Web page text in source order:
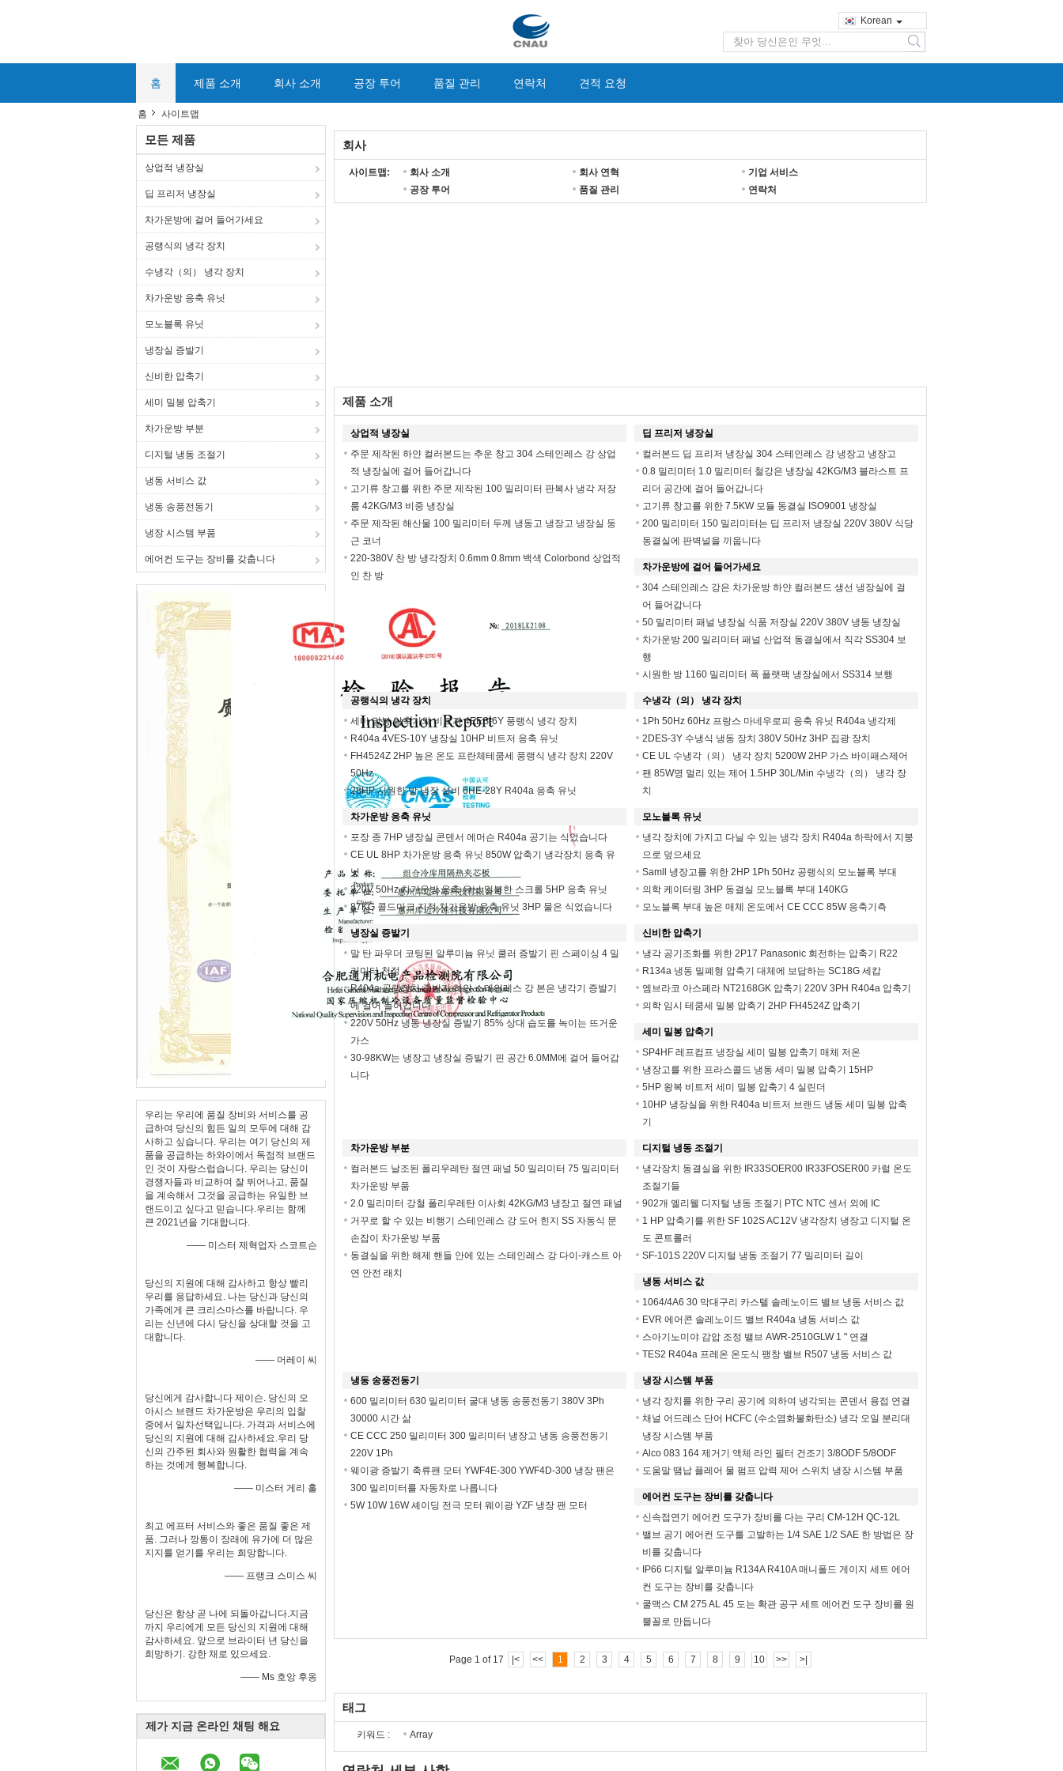
Korean
search
홈 제품 소개 회사 소개 공장 투어 품질 관리 연락처 견적 요청
홈 사이트맵
모든 제품
상업적 냉장실
딥 프리저 냉장실
차가운방에 걸어 들어가세요
공랭식의 냉각 장치
수냉각（의） 냉각 장치
차가운방 응축 유닛
모노블록 유닛
냉장실 증발기
신비한 압축기
세미 밀봉 압축기
차가운방 부분
디지털 냉동 조절기
냉동 서비스 값
냉동 송풍전동기
냉장 시스템 부품
에어컨 도구는 장비를 갖춥니다
우리는 우리에 품질 장비와 서비스를 공
급하여 당신의 힘든 일의 모두에 대해 감
사하고 싶습니다. 우리는 여기 당신의 제
품을 공급하는 하와이에서 독점적 브랜드
인 것이 자랑스럽습니다. 우리는 당신이
경쟁자들과 비교하여 잘 뛰어나고, 품질
을 계속해서 그것을 공급하는 유일한 브
랜드이고 싶다고 믿습니다.우리는 함께
큰 2021년을 기대합니다.
—— 미스터 제혁업자 스코트슨
당신의 지원에 대해 감사하고 항상 빨리
우리를 응답하세요. 나는 당신과 당신의
가족에게 큰 크리스마스를 바랍니다. 우
리는 신년에 다시 당신을 상대할 것을 고
대합니다.
—— 머레이 씨
당신에게 감사합니다 제이슨. 당신의 오
아시스 브랜드 차가운방은 우리의 입찰
중에서 일차선택입니다. 가격과 서비스에
당신의 지원에 대해 감사하세요.우리 당
신의 간주된 회사와 원활한 협력을 계속
하는 것에게 행복합니다.
—— 미스터 게리 홀
최고 에프터 서비스와 좋은 품질 좋은 제
품. 그러나 깡통이 장래에 유가에 더 많은
지지를 얻기를 우리는 희망합니다.
—— 프랭크 스미스 씨
당신은 항상 곧 나에 되돌아갑니다.지금
까지 우리에게 모든 당신의 지원에 대해
감사하세요. 앞으로 브라이터 년 당신을
희망하기. 강한 채로 있으세요.
—— Ms 호앙 후옹
제가 지금 온라인 채팅 해요
회사
사이트맵: 회사 소개 회사 연혁
기업 서비스
공장 투어
품질 관리 연락처
제품 소개
상업적 냉장실
주문 제작된 하얀 컬러본드는 추운 창고 304 스테인레스 강 상업
적 냉장실에 걸어 들어갑니다
고기류 창고를 위한 주문 제작된 100 밀리미터 판복사 냉각 저장
룸 42KG/M3 비중 냉장실
주문 제작된 해산물 100 밀리미터 두께 냉동고 냉장고 냉장실 둥
근 코너
220-380V 찬 방 냉각장치 0.6mm 0.8mm 백색 Colorbond 상업적
인 찬 방
딥 프리저 냉장실
컬러본드 딥 프리저 냉장실 304 스테인레스 강 냉장고 냉장고
0.8 밀리미터 1.0 밀리미터 철강은 냉장실 42KG/M3 블라스트 프
리더 공간에 걸어 들어갑니다
고기류 창고를 위한 7.5KW 모듈 동결실 ISO9001 냉장실
200 밀리미터 150 밀리미터는 딥 프리저 냉장실 220V 380V 식당
동결실에 판벽널을 끼웁니다
차가운방에 걸어 들어가세요
304 스테인레스 강은 차가운방 하얀 컬러본드 생선 냉장실에 걸
어 들어갑니다
50 밀리미터 패널 냉장실 식품 저장실 220V 380V 냉동 냉장실
차가운방 200 밀리미터 패널 산업적 동결실에서 직각 SS304 보
행
시원한 방 1160 밀리미터 폭 플랫팩 냉장실에서 SS314 보행
공랭식의 냉각 장치
세미 밀봉 압축기와 비트저 4EES-6Y 풍랭식 냉각 장치
R404a 4VES-10Y 냉장실 10HP 비트저 응축 유닛
FH4524Z 2HP 높은 온도 프란체테쿰세 풍랭식 냉각 장치 220V
50Hz
28HP 시원한 방 냉장 설비 6HE-28Y R404a 응축 유닛
수냉각（의） 냉각 장치
1Ph 50Hz 60Hz 프랑스 마네우로피 응축 유닛 R404a 냉각제
2DES-3Y 수냉식 냉동 장치 380V 50Hz 3HP 집광 장치
CE UL 수냉각（의） 냉각 장치 5200W 2HP 가스 바이패스제어
팬 85W명 멀리 있는 제어 1.5HP 30L/Min 수냉각（의） 냉각 장
치
차가운방 응축 유닛
포장 종 7HP 냉장실 콘덴서 에머슨 R404a 공기는 식었습니다
CE UL 8HP 차가운방 응축 유닛 850W 압축기 냉각장치 응축 유
닛
220V 50Hz 차가운방 응축 유닛 밀봉한 스크롤 5HP 응축 유닛
87KG 콜드마크 지적 차가운방 응축 유닛 3HP 물은 식었습니다
모노블록 유닛
냉각 장치에 가지고 다닐 수 있는 냉각 장치 R404a 하락에서 지붕
으로 덮으세요
Samll 냉장고를 위한 2HP 1Ph 50Hz 공랭식의 모노블록 부대
의학 케이터링 3HP 동결실 모노블록 부대 140KG
모노블록 부대 높은 매체 온도에서 CE CCC 85W 응축기측
냉장실 증발기
말 탄 파우더 코팅된 알루미늄 유닛 쿨러 증발기 핀 스페이싱 4 밀
리미터 천정
R404a 공랭장치 증발기 하얀 스테인레스 강 본은 냉각기 증발기
에 걸어 들어갑니다
220V 50Hz 냉동 냉장실 증발기 85% 상대 습도를 녹이는 뜨거운
가스
30-98KW는 냉장고 냉장실 증발기 핀 공간 6.0MM에 걸어 들어갑
니다
신비한 압축기
냉각 공기조화를 위한 2P17 Panasonic 회전하는 압축기 R22
R134a 냉동 밀폐형 압축기 대체에 보답하는 SC18G 세캅
엠브라코 아스페라 NT2168GK 압축기 220V 3PH R404a 압축기
의학 임시 테쿰세 밀봉 압축기 2HP FH4524Z 압축기
세미 밀봉 압축기
SP4HF 레프컴프 냉장실 세미 밀봉 압축기 매체 저온
냉장고를 위한 프라스콜드 냉동 세미 밀봉 압축기 15HP
5HP 왕복 비트저 세미 밀봉 압축기 4 실린더
10HP 냉장실을 위한 R404a 비트저 브랜드 냉동 세미 밀봉 압축
기
차가운방 부분
컬러본드 날조된 폴리우레탄 절연 패널 50 밀리미터 75 밀리미터
차가운방 부품
2.0 밀리미터 강철 폴리우레탄 이사회 42KG/M3 냉장고 절연 패널
거꾸로 할 수 있는 비행기 스테인레스 강 도어 힌지 SS 자동식 문
손잡이 차가운방 부품
동결실을 위한 해제 핸들 안에 있는 스테인레스 강 다이-캐스트 아
연 안전 래치
디지털 냉동 조절기
냉각장치 동결실을 위한 IR33SOER00 IR33FOSER00 카럴 온도
조절기들
902개 엘리웰 디지털 냉동 조절기 PTC NTC 센서 외에 IC
1 HP 압축기를 위한 SF 102S AC12V 냉각장치 냉장고 디지털 온
도 콘트롤러
SF-101S 220V 디지털 냉동 조절기 77 밀리미터 길이
냉동 서비스 값
1064/4A6 30 막대구리 카스텔 솔레노이드 밸브 냉동 서비스 값
EVR 에어콘 솔레노이드 밸브 R404a 냉동 서비스 값
스아기노미야 감압 조정 밸브 AWR-2510GLW 1 " 연결
TES2 R404a 프레온 온도식 팽창 밸브 R507 냉동 서비스 값
냉동 송풍전동기
600 밀리미터 630 밀리미터 굴대 냉동 송풍전동기 380V 3Ph
30000 시간 삶
CE CCC 250 밀리미터 300 밀리미터 냉장고 냉동 송풍전동기
220V 1Ph
웨이광 증발기 축류팬 모터 YWF4E-300 YWF4D-300 냉장 팬은
300 밀리미터를 자동차로 나릅니다
5W 10W 16W 셰이딩 전극 모터 웨이광 YZF 냉장 팬 모터
냉장 시스템 부품
냉각 장치를 위한 구리 공기에 의하여 냉각되는 콘덴서 용접 연결
채널 어드레스 단어 HCFC (수소염화불화탄소) 냉각 오일 분리대
냉장 시스템 부품
Alco 083 164 제거기 액체 라인 필터 건조기 3/8ODF 5/8ODF
도움말 땜납 플레어 물 펌프 압력 제어 스위치 냉장 시스템 부품
에어컨 도구는 장비를 갖춥니다
신속접연기 에어컨 도구가 장비를 다는 구리 CM-12H QC-12L
밸브 공기 에어컨 도구를 고발하는 1/4 SAE 1/2 SAE 한 방법은 장
비를 갖춥니다
IP66 디지털 알루미늄 R134A R410A 매니폴드 게이지 세트 에어
컨 도구는 장비를 갖춥니다
쿨맥스 CM 275 AL 45 도는 확관 공구 세트 에어컨 도구 장비를 원
뿔꼴로 만듭니다
Page 1 of 17 |< << 1 2 3 4 5 6 7 8 9 10 >> >|
태그
키워드 : Array